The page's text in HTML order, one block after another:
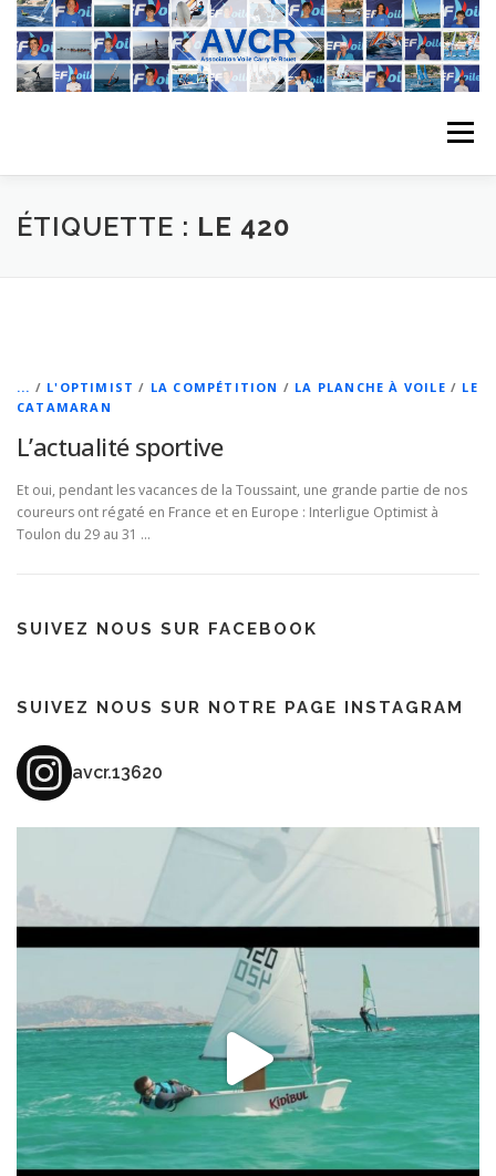
Aller
contenu
Menu
ACCUEIL L’ASSOCIATION
REGATES ALBUMS PHOTO
PLANNING DES COURS
ÉTIQUETTE : LE 420
... / L'OPTIMIST / LA COMPÉTITION / LA PLANCHE À VOILE / LE
CATAMARAN
L’actualité sportive
Et oui, pendant les vacances de la Toussaint, une grande partie de nos
coureurs ont régaté en France et en Europe : Interligue Optimist à
Toulon du 29 au 31 …
SUIVEZ NOUS SUR FACEBOOK
SUIVEZ NOUS SUR NOTRE PAGE INSTAGRAM
avcr.13620